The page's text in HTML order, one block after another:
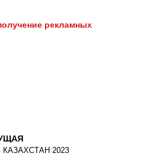
рекламных
КАЗАХСТАН 2023